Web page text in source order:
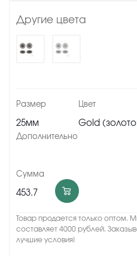
Другие цвета
25мм Gold
453.7
Товар продается только оптом.
составляет 4000 рублей.
лучшие условия!